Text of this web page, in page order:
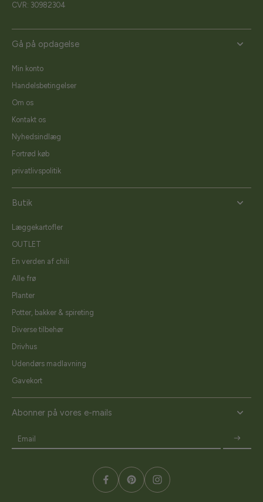
CVR: 30982304
Gå på opdagelse
Min konto
Handelsbetingelser
Om os
Kontakt os
Nyhedsindlæg
Fortrød køb
privatlivspolitik
Butik
Læggekartofler
OUTLET
En verden af chili
Alle frø
Planter
Potter, bakker & spireting
Diverse tilbehør
Drivhus
Udendørs madlavning
Gavekort
Abonner på vores e-mails
Email